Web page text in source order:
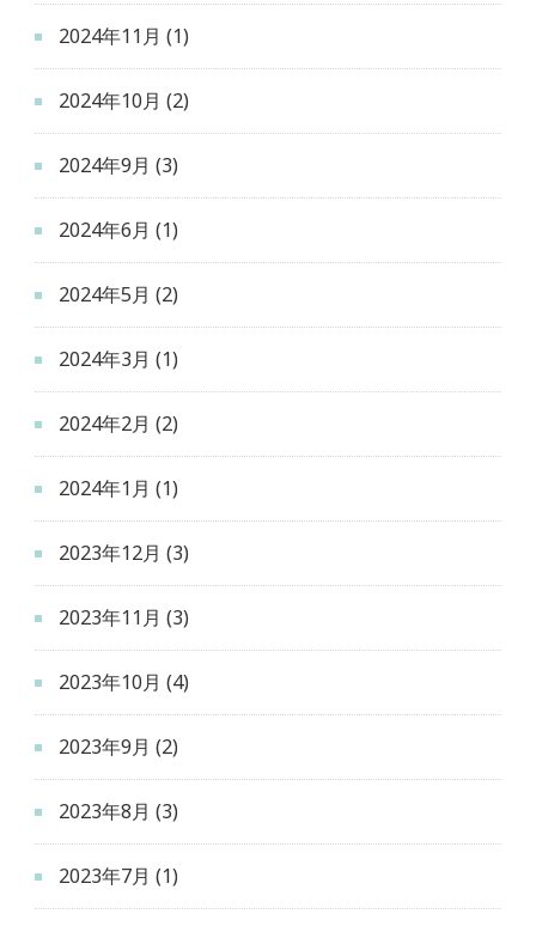
2024年11月 (1)
2024年10月 (2)
2024年9月 (3)
2024年6月 (1)
2024年5月 (2)
2024年3月 (1)
2024年2月 (2)
2024年1月 (1)
2023年12月 (3)
2023年11月 (3)
2023年10月 (4)
2023年9月 (2)
2023年8月 (3)
2023年7月 (1)